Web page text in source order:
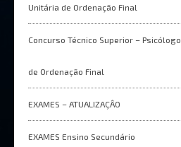
Unitária de Ordenação Final
Concurso Técnico Superior –
de Ordenação Final
EXAMES – ATUALIZAÇÂO
EXAMES Ensino Secundário